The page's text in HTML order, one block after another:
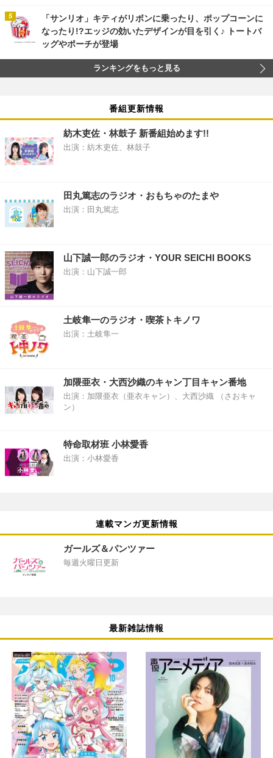
「サンリオ」キティがリボンに乗ったり、ポップコーンに
なったり!?エッジの効いたデザインが目を引く♪ トートバ
ッグやポーチが登場
ランキングをもっと見る
番組更新情報
紡木吏佐・林鼓子 新番組始めます!!
出演：紡木吏佐、林鼓子
田丸篤志のラジオ・おもちゃのたまや
出演：田丸篤志
山下誠一郎のラジオ・YOUR SEICHI BOOKS
出演：山下誠一郎
土岐隼一のラジオ・喫茶トキノワ
出演：土岐隼一
加隈亜衣・大西沙織のキャン丁目キャン番地
出演：加隈亜衣（亜衣キャン）、大西沙織 （さおキャ
ン）
特命取材班 小林愛香
出演：小林愛香
連載マンガ更新情報
ガールズ＆パンツァー
毎週火曜日更新
最新雑誌情報